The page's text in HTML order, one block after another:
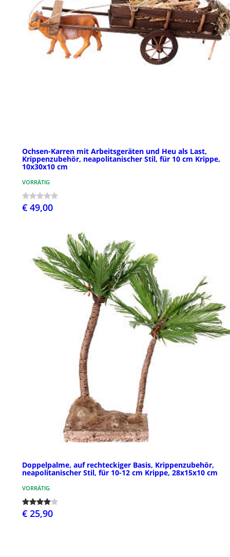
Ochsen-Karren mit Arbeitsgeräten und Heu als Last,
Krippenzubehör, neapolitanischer Stil, für 10 cm Krippe,
10x30x10 cm
VORRÄTIG
€ 49,00
Doppelpalme, auf rechteckiger Basis, Krippenzubehör,
neapolitanischer Stil, für 10-12 cm Krippe, 28x15x10 cm
VORRÄTIG
€ 25,90